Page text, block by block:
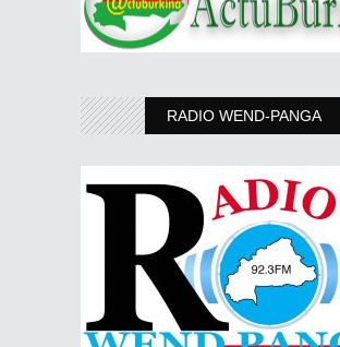
RADIO WEND-PANGA